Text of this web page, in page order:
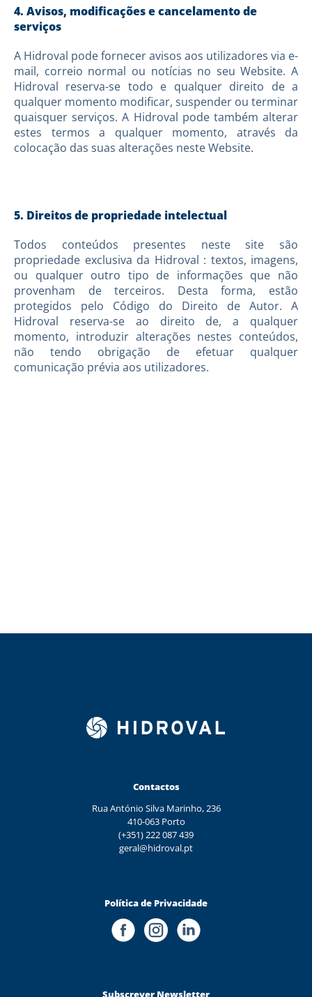
4. Avisos, modificações e cancelamento de
serviços
A Hidroval pode fornecer avisos aos utilizadores via e-
mail, correio normal ou notícias no seu Website. A
Hidroval reserva-se todo e qualquer direito de a
qualquer momento modificar, suspender ou terminar
quaisquer serviços. A Hidroval pode também alterar
estes termos a qualquer momento, através da
colocação das suas alterações neste Website.
5. Direitos de propriedade intelectual
Todos conteúdos presentes neste site são
propriedade exclusiva da Hidroval : textos, imagens,
ou qualquer outro tipo de informações que não
provenham de terceiros. Desta forma, estão
protegidos pelo Código do Direito de Autor. A
Hidroval reserva-se ao direito de, a qualquer
momento, introduzir alterações nestes conteúdos,
não tendo obrigação de efetuar qualquer
comunicação prévia aos utilizadores.
Contactos
Rua António Silva Marinho, 236
410-063 Porto
(+351) 222 087 439
geral@hidroval.pt
Política de Privacidade
Subscrever Newsletter